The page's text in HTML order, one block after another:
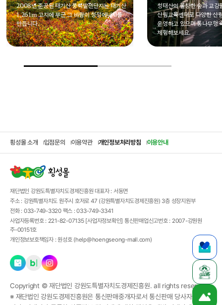
2008년 준공된 태기산 풍력발전단지는태기산
1,261m 고지에 부근 그 바람이청정에너지를
만듭니다.
청태산의 울창한 숲과 교
산림교육센터로 다양한 산
운영하고 있으며 통나무형
체험해보세요.
횡성몰 소개 입점문의 이용약관 개인정보처리방침 이용안내
재단법인 강원도특별자치도경제진흥원대표자 : 서동면
주소 : 강원특별자치도 원주시 호저로 47 (강원특별자치도경제진흥원) 3층 성장지원부
전화 : 033-749-3320 팩스 :033-749-3341
사업자등록번호 : 221-82-07135 [사업자정보확인] 통신판매업신고번호 : 2007-강원원
주-00151호
개인정보보호책임자 :원성호 (help@hoengseong-mall.com)
Copyright © 재단법인 강원도특별자치도경제진흥원. all rights reserved.
※ 재단법인 강원도경제진흥원은 통신판매중개자로서 통신판매 당사자가 아닙